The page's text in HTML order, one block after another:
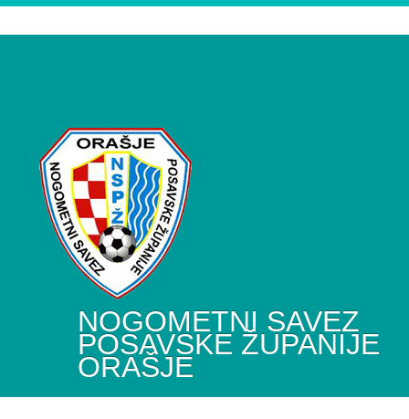
NOGOMETNI SAVEZ
POSAVSKE ŽUPANIJE
ORAŠJE